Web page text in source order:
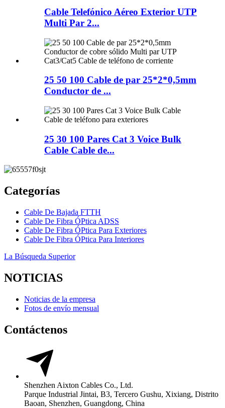
Cable Telefónico Aéreo Exterior UTP
Multi Par 2...
25 50 100 Cable de par 25*2*0,5mm
Conductor de ...
25 30 100 Pares Cat 3 Voice Bulk
Cable Cable de...
Categorías
Cable De Bajada FTTH
Cable De Fibra ÓPtica ADSS
Cable De Fibra ÓPtica Para Exteriores
Cable De Fibra ÓPtica Para Interiores
La Búsqueda Superior
NOTICIAS
Noticias de la empresa
Fotos de envío mensual
Contáctenos
Shenzhen Aixton Cables Co., Ltd.
Parque Industrial Jintai, B3, Tercero Gushu, Xixiang, Distrito
Baoan, Shenzhen, Guangdong, China